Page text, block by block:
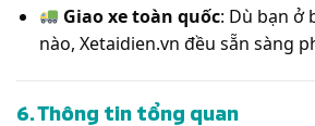
Giao xe toàn quốc: Dù bạn ở
nào, Xetaidien.vn đều sẵn sàng
6. Thông tin tổng quan